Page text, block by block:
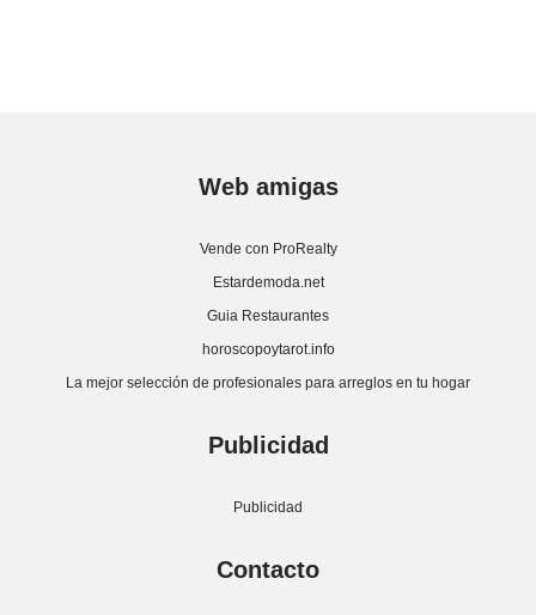
Web amigas
Vende con ProRealty
Estardemoda.net
Guia Restaurantes
horoscopoytarot.info
La mejor selección de profesionales para arreglos en tu hogar
Publicidad
Publicidad
Contacto